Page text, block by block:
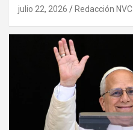
julio 22, 2026 Redacción NVC